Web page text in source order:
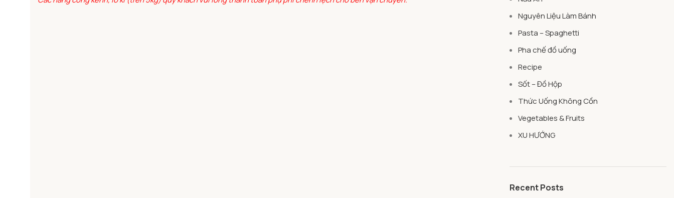
Nguyên Liệu Làm Bánh
Pasta – Spaghetti
Pha chế đồ uống
Recipe
Sốt – Đồ Hộp
Thức Uống Không Cồn
Vegetables & Fruits
XU HƯỚNG
Recent Posts